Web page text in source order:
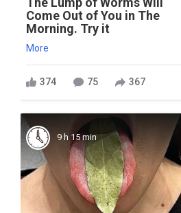
Come Out of You in The
Morning. Try it
More
374 75 367
9 h 15 min